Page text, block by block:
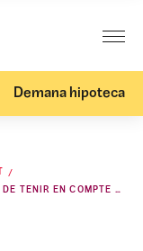
Demana hipoteca
MANTINGUES LA TEVA CASA SEGURA: QUÈ HAS DE TENIR EN COMPTE ABANS D'ANAR-TE'N DE VACANCES?